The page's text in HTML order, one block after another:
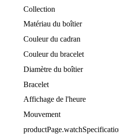
Collection
Matériau du boîtier
Couleur du cadran
Couleur du bracelet
Diamètre du boîtier
Bracelet
Affichage de l'heure
Mouvement